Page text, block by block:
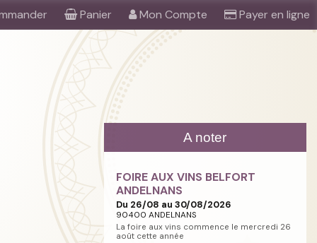
Panier Mon Compte Payer en ligne
A noter
FOIRE AUX VINS BELFORT
ANDELNANS
Du 26/08 au 30/08/2026
90400 ANDELNANS
La foire aux vins commence le mercredi 26
août cette année